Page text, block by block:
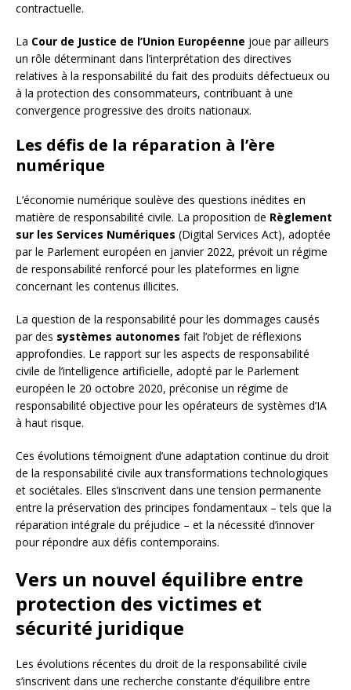
contractuelle.
La Cour de Justice de l’Union Européenne joue par ailleurs
un rôle déterminant dans l’interprétation des directives
relatives à la responsabilité du fait des produits défectueux ou
à la protection des consommateurs, contribuant à une
convergence progressive des droits nationaux.
Les défis de la réparation à l’ère
numérique
L’économie numérique soulève des questions inédites en
matière de responsabilité civile. La proposition de Règlement
sur les Services Numériques (Digital Services Act), adoptée
par le Parlement européen en janvier 2022, prévoit un régime
de responsabilité renforcé pour les plateformes en ligne
concernant les contenus illicites.
La question de la responsabilité pour les dommages causés
par des systèmes autonomes fait l’objet de réflexions
approfondies. Le rapport sur les aspects de responsabilité
civile de l’intelligence artificielle, adopté par le Parlement
européen le 20 octobre 2020, préconise un régime de
responsabilité objective pour les opérateurs de systèmes d’IA
à haut risque.
Ces évolutions témoignent d’une adaptation continue du droit
de la responsabilité civile aux transformations technologiques
et sociétales. Elles s’inscrivent dans une tension permanente
entre la préservation des principes fondamentaux – tels que la
réparation intégrale du préjudice – et la nécessité d’innover
pour répondre aux défis contemporains.
Vers un nouvel équilibre entre
protection des victimes et
sécurité juridique
Les évolutions récentes du droit de la responsabilité civile
s’inscrivent dans une recherche constante d’équilibre entre